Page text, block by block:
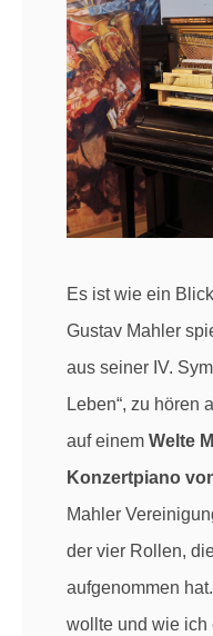
Es ist wie ein
Gustav Mahler
aus seiner IV.
Leben“, zu hören
auf einem Welte
Konzertpiano
Mahler
der vier Rollen,
aufgenommen
wollte und wie ich